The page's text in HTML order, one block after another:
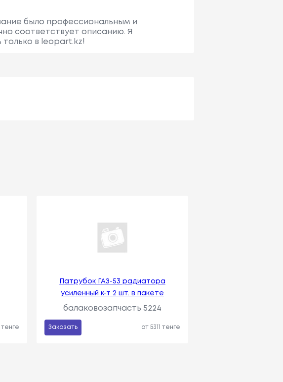
было профессиональным и
соответствует описанию. Я
только в leopart.kz!
тенге
Патрубок ГАЗ-53 радиатора
усиленный к-т 2 шт. в пакете
балаковозапчасть 5224
Заказать от 5311 тенге